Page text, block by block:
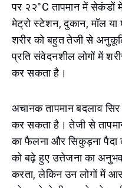
पर २२°C तापमान में सेकंडों
मेट्रो स्टेशन, दुकान, मॉल
शरीर को बहुत तेजी से
प्रति संवेदनशील लोगों में
कर सकता है।
अचानक तापमान बदलाव सिर
कर सकता है। तेजी से
का फैलना और सिकुड़ना
को बढ़े हुए उत्तेजना का
करता, लेकिन उन लोगों में